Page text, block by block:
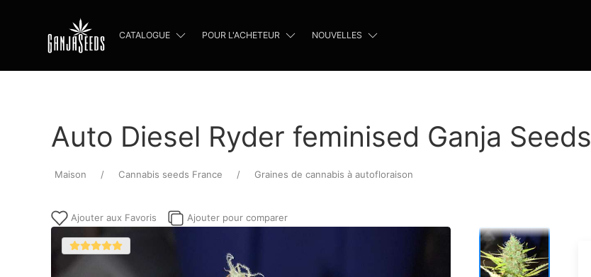
CATALOGUE POUR L'ACHETEUR NOUVELLES
Auto Diesel Ryder feminised Ganja Seeds
Maison Cannabis seeds France Graines de cannabis à autofloraison
Ajouter aux Favoris Ajouter pour comparer